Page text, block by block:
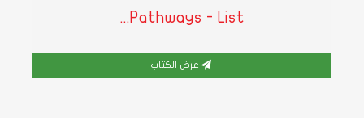
Pathways - List...
عرض الكتاب